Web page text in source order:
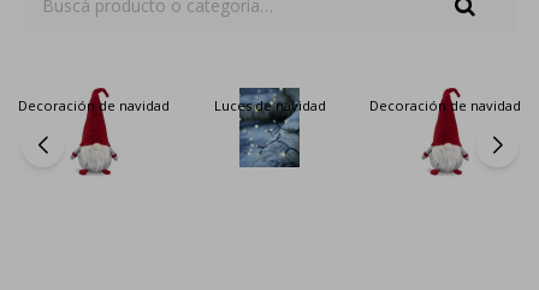
Decoración de navidad Luces de navidad Decoración de navidad